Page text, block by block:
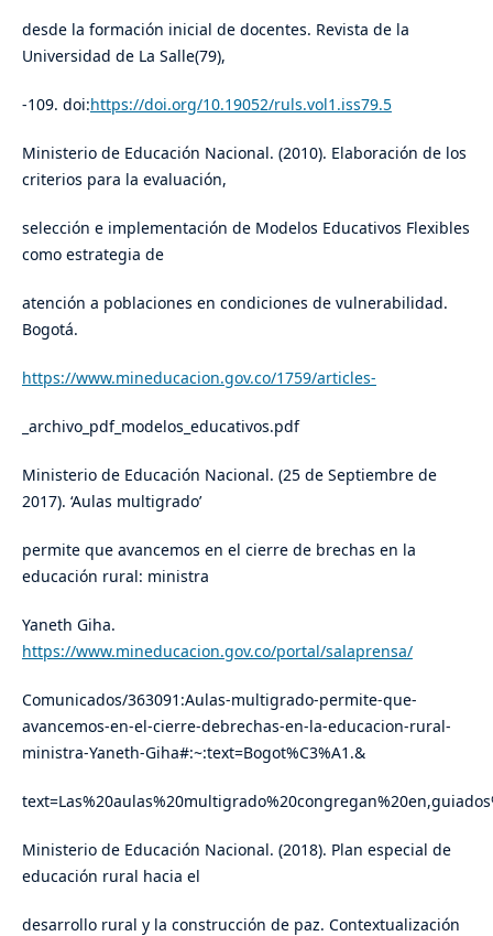
desde la formación inicial de docentes. Revista de la
Universidad de La Salle(79),
-109. doi:https://doi.org/10.19052/ruls.vol1.iss79.5
Ministerio de Educación Nacional. (2010). Elaboración de los
criterios para la evaluación,
selección e implementación de Modelos Educativos Flexibles
como estrategia de
atención a poblaciones en condiciones de vulnerabilidad.
Bogotá.
https://www.mineducacion.gov.co/1759/articles-
_archivo_pdf_modelos_educativos.pdf
Ministerio de Educación Nacional. (25 de Septiembre de
2017). ‘Aulas multigrado’
permite que avancemos en el cierre de brechas en la
educación rural: ministra
Yaneth Giha.
https://www.mineducacion.gov.co/portal/salaprensa/
Comunicados/363091:Aulas-multigrado-permite-que-
avancemos-en-el-cierre-debrechas-en-la-educacion-rural-
ministra-Yaneth-Giha#:~:text=Bogot%C3%A1.&
Ministerio de Educación Nacional. (2018). Plan especial de
educación rural hacia el
desarrollo rural y la construcción de paz. Contextualización